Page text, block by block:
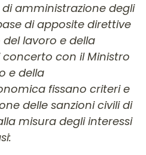
di amministrazione degli
di apposite direttive
lavoro e della
con il Ministro
e della
fissano criteri e
delle sanzioni civili di
misura degli interessi